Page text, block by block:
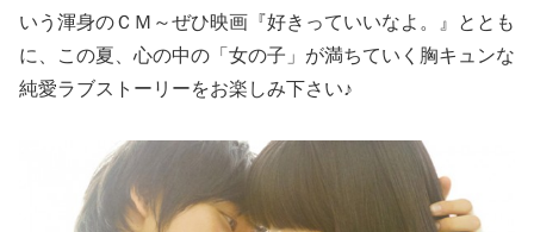
いう渾身のＣＭ～ぜひ映画『好きっていいなよ。』ととも
に、この夏、心の中の「女の子」が満ちていく胸キュンな
純愛ラブストーリーをお楽しみ下さい♪